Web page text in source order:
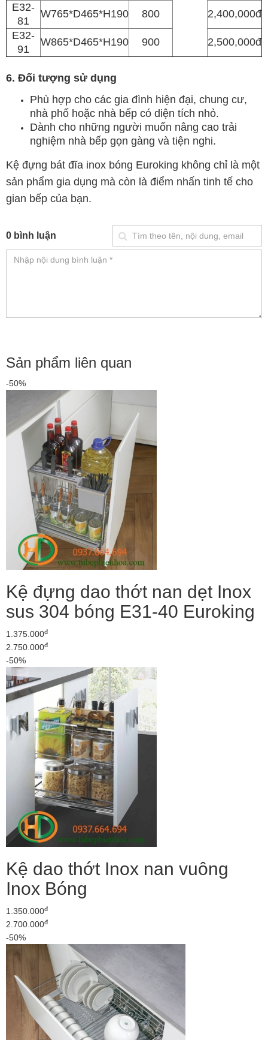
E32-
81
W765*D465*H190 800
2,400,000đ
E32-
91
W865*D465*H190 900 2,500,000đ
6. Đối tượng sử dụng
Phù hợp cho các gia đình hiện đại, chung cư,
nhà phố hoặc nhà bếp có diện tích nhỏ.
Dành cho những người muốn nâng cao trải
nghiệm nhà bếp gọn gàng và tiện nghi.
Kệ đựng bát đĩa inox bóng Euroking không chỉ là một
sản phẩm gia dụng mà còn là điểm nhấn tinh tế cho
gian bếp của bạn.
0 bình luận
Sản phẩm liên quan
-50%
Kệ đựng dao thớt nan dẹt Inox
sus 304 bóng E31-40 Euroking
1.375.000đ
2.750.000đ
-50%
Kệ dao thớt Inox nan vuông
Inox Bóng
1.350.000đ
2.700.000đ
-50%